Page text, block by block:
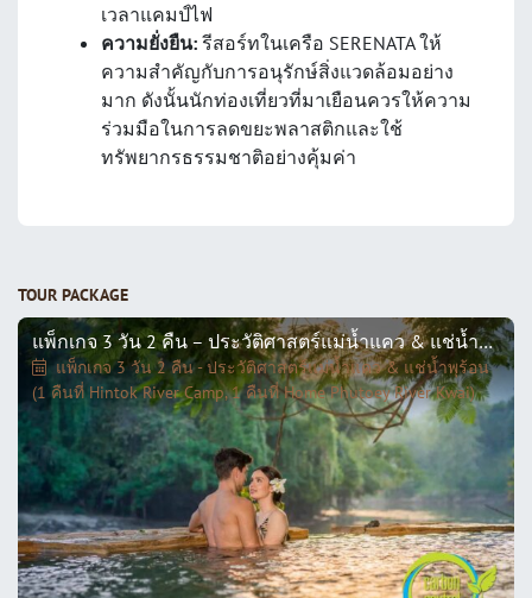
เวลาแคมป์ไฟ
ความยั่งยืน: รีสอร์ทในเครือ SERENATA ให้
ความสำคัญกับการอนุรักษ์สิ่งแวดล้อมอย่าง
มาก ดังนั้นนักท่องเที่ยวที่มาเยือนควรให้ความ
ร่วมมือในการลดขยะพลาสติกและใช้
ทรัพยากรธรรมชาติอย่างคุ้มค่า
TOUR PACKAGE
แพ็กเกจ 3 วัน 2 คืน – ประวัติศาสตร์แม่น้ำแคว & แช่น้ำพุร้อน (1 คืนที่ HINTOK RIVER CAMP, 1 คืนที่ HOME PHUTOEY RIVER KWAI)
แพ็กเกจ 3 วัน 2 คืน - ประวัติศาสตร์แม่น้ำแคว & แช่น้ำพุร้อน
(1 คืนที่ Hintok River Camp, 1 คืนที่ Home Phutoey River Kwai)